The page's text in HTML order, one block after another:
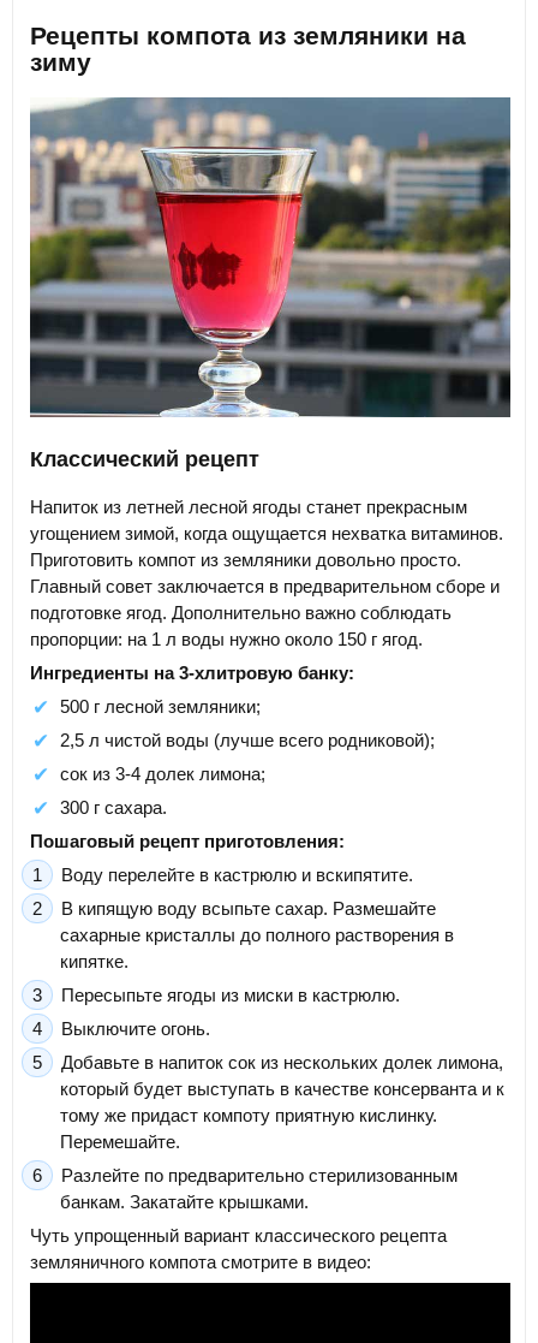
Рецепты компота из земляники на
зиму
Классический рецепт
Напиток из летней лесной ягоды станет прекрасным
угощением зимой, когда ощущается нехватка витаминов.
Приготовить компот из земляники довольно просто.
Главный совет заключается в предварительном сборе и
подготовке ягод. Дополнительно важно соблюдать
пропорции: на 1 л воды нужно около 150 г ягод.
Ингредиенты на 3-хлитровую банку:
500 г лесной земляники;
2,5 л чистой воды (лучше всего родниковой);
сок из 3-4 долек лимона;
300 г сахара.
Пошаговый рецепт приготовления:
Воду перелейте в кастрюлю и вскипятите.
В кипящую воду всыпьте сахар. Размешайте
сахарные кристаллы до полного растворения в
кипятке.
Пересыпьте ягоды из миски в кастрюлю.
Выключите огонь.
Добавьте в напиток сок из нескольких долек лимона,
который будет выступать в качестве консерванта и к
тому же придаст компоту приятную кислинку.
Перемешайте.
Разлейте по предварительно стерилизованным
банкам. Закатайте крышками.
Чуть упрощенный вариант классического рецепта
земляничного компота смотрите в видео: